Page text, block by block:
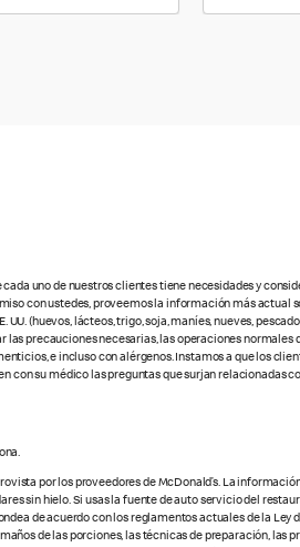
uno de nuestros clientes tiene necesidades y
con ustedes, proveemos la información más actual
(huevos, lácteos, trigo, soja, maníes, nueves,
precauciones necesarias, las operaciones normales
e incluso con alérgenos. Instamos a que los
su médico las preguntas que surjan relacionadas
por los proveedores de McDonald’s. La
sin hielo. Si usas la fuente de auto servicio del
de acuerdo con los reglamentos actuales de la Ley
de las porciones, las técnicas de preparación, las